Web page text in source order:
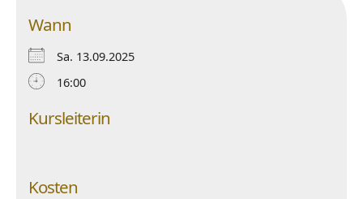
Wann
Sa. 13.09.2025
16:00
Kursleiterin
Kosten